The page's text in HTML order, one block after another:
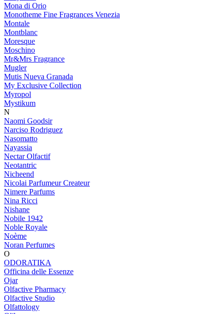
Mona di Orio
Monotheme Fine Fragrances Venezia
Montale
Montblanc
Moresque
Moschino
Mr&Mrs Fragrance
Mugler
Mutis Nueva Granada
My Exclusive Collection
Myropol
Mystikum
N
Naomi Goodsir
Narciso Rodriguez
Nasomatto
Nayassia
Nectar Olfactif
Neotantric
Nicheend
Nicolai Parfumeur Createur
Nimere Parfums
Nina Ricci
Nishane
Nobile 1942
Noble Royale
Noème
Noran Perfumes
O
ODORATIKA
Officina delle Essenze
Ojar
Olfactive Pharmacy
Olfactive Studio
Olfattology